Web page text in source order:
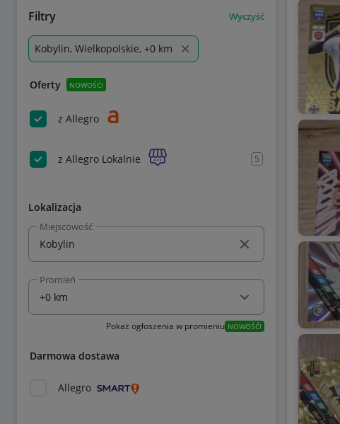
Filtry Wyczyść
Kobylin, Wielkopolskie, +0 km
Oferty NOWOŚĆ!
z Allegro
z Allegro Lokalnie 5
Lokalizacja
Miejscowość
Promień
Pokaż ogłoszenia w promieniu NOWOŚĆ!
Darmowa dostawa
Allegro